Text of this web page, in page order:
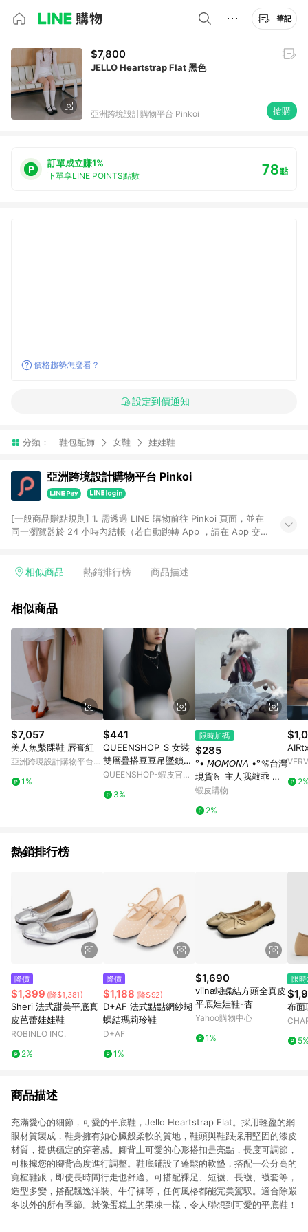
筆記
$7,800
JELLO Heartstrap Flat 黑色
亞洲跨境設計購物平台 Pinkoi 搶購
訂單成立賺1%
下單享LINE POINTS點數 78點
價格趨勢怎麼看？
設定到價通知
分類： 鞋包配飾 女鞋 娃娃鞋
亞洲跨境設計購物平台 Pinkoi
[一般商品贈點規則] 1. 需透過 LINE 購物前往 Pinkoi 頁面，並在
同一瀏覽器於 24 小時內結帳（若自動跳轉 App ，請在 App 交
回饋訂單不得享有 Pinkoi 站方優惠，例如首購優惠，P coins，
行為，不具贈點資格，部分退款不在此限。 6. APP 請更新至
貨後 45 天後發送。 8. 群眾募資商品，禮物卡，開館保證金，補
運費，攤位費等不具贈點資格。 9. LINE 購物站上之商品規格、
顏色、價位、贈品如與 Pinkoi 商品資訊頁及購物車不符，以
Pinkoi 購物商品資訊頁及購物車標示為準。 10. 點數紅包使用規
則請以點數紅包活動說明為準。 11. 若於 LINE 購物前往 Pinkoi
頁面後才首次下載 Pinkoi APP 並完成訂單，不符合導購資格；承
上，首次下載 Pinkoi APP 後，需透過 LINE 購物前往 Pinkoi 頁
面，方享導購資格。
相似商品 熱銷排行榜 商品描述
相似商品
$7,057
美人魚繫踝鞋 唇膏紅
亞洲跨境設計購物平台
1%
$441
QUEENSHOP_S 女裝
雙層疊搭豆豆吊墜鎖骨
鍊兩件組項鍊 現+預
QUEENSHOP-蝦皮官方
3%
限時加碼
$285
°• 𝘔𝘖𝘔𝘖𝘕𝘈 •°🫧台灣
現貨🫰 主人我敲乖 女
僕裝 性感 可愛 角色扮
衣 2426
蝦皮購物
2%
熱銷排行榜
降價
$1,399 (降$1,381)
Sheri 法式甜美平底真
皮芭蕾娃娃鞋
ROBINLO INC.
2%
降價
$1,188 (降$92)
D+AF 法式點點網紗蝴
蝶結瑪莉珍鞋
D+AF
1%
$1,690
viina蝴蝶結方頭全真皮
平底娃娃鞋-杏
Yahoo購物中心
1%
限
布面
商品描述
充滿愛心的細節，可愛的平底鞋，Jello Heartstrap Flat。採用輕盈的網
眼材質製成，鞋身擁有如心臟般柔軟的質地，鞋頭與鞋跟採用堅固的漆皮
材質，提供穩定的穿著感。腳背上可愛的心形搭扣是亮點，長度可調節，
可根據您的腳背高度進行調整。鞋底鋪設了蓬鬆的軟墊，搭配一公分高的
寬楦鞋跟，即使長時間行走也舒適。可搭配裸足、短襪、長襪、襪套等，
造型多變，搭配飄逸洋裝、牛仔褲等，任何風格都能完美駕馭。適合除嚴
冬以外的所有季節。就像蛋糕上的果凍一樣，令人聯想到可愛的平底鞋！